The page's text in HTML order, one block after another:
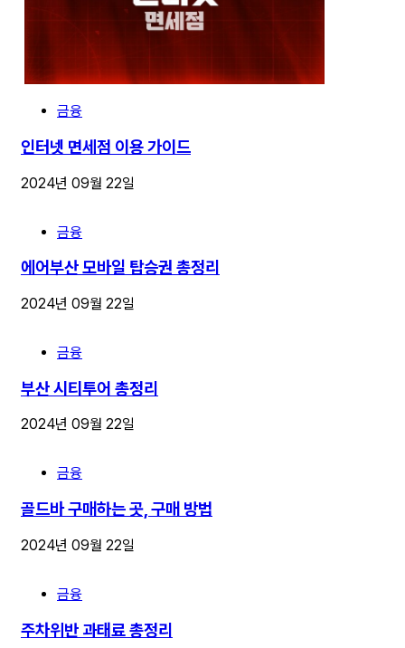
금융
인터넷 면세점 이용 가이드
2024년 09월 22일
금융
에어부산 모바일 탑승권 총정리
2024년 09월 22일
금융
부산 시티투어 총정리
2024년 09월 22일
금융
골드바 구매하는 곳, 구매 방법
2024년 09월 22일
금융
주차위반 과태료 총정리